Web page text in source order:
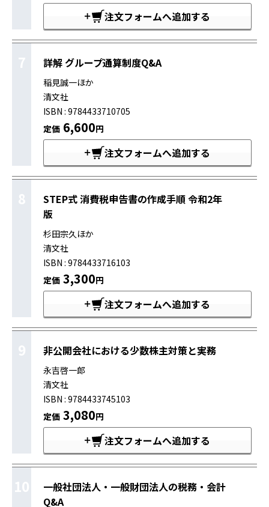
注文フォームへ追加する
7 詳解 グループ通算制度Q&A
稲見誠一ほか
清文社
ISBN : 9784433710705
定価 6,600円
注文フォームへ追加する
8
STEP式 消費税申告書の作成手順 令和2年
版
杉田宗久ほか
清文社
ISBN : 9784433716103
定価 3,300円
注文フォームへ追加する
9 非公開会社における少数株主対策と実務
永吉啓一郎
清文社
ISBN : 9784433745103
定価 3,080円
注文フォームへ追加する
10
一般社団法人・一般財団法人の税務・会計
Q&A